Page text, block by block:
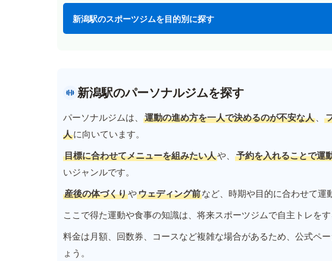
新潟駅のスポーツジムを目的別に探す
新潟駅のパーソナルジムを探す
パーソナルジムは、 運動の進め方を一人で決めるのが不安な人 、
人に向いています。
目標に合わせてメニューを組みたい人や、 予約を入れることで運
いジャンルです。
産後の体づくりやウェディング前など、時期や目的に合わせて運
ここで得た運動や食事の知識は、将来スポーツジムで自主トレを
料金は月額、回数券、コースなど複雑な場合があるため、公式ペ
ょう。